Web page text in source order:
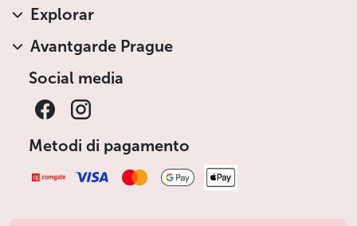
Explorar
Avantgarde Prague
Social media
Metodi di pagamento